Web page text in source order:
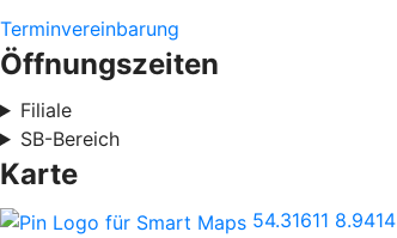
Terminvereinbarung
Öffnungszeiten
Filiale
SB-Bereich
Karte
54.31611 8.9414